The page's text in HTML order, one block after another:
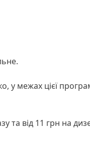
у межах цієї
та від 11 грн на